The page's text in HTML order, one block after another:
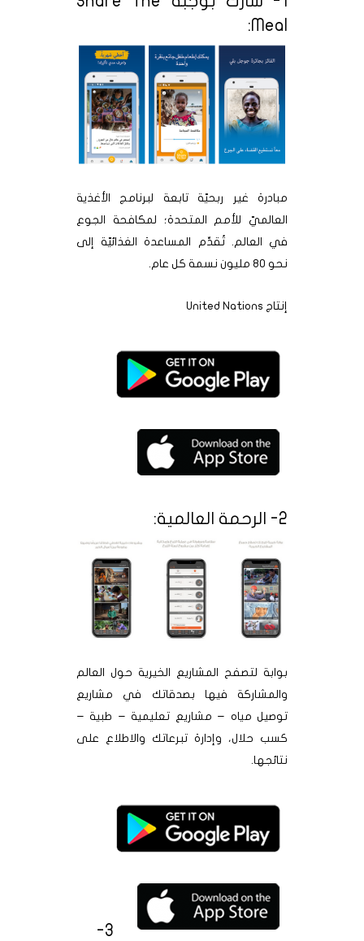
Meal:
مبادرة غير ربحيّة تابعة لبرنامج الأغذية
العالميّ للأمم المتحدة؛ لمكافحة الجوع
في العالم. تُقدِّم المساعدة الغذائيّة إلى
نحو 80 مليون نسمة كل عام.
إنتاج United Nations
2- الرحمة العالمية:
بوابة لتصفح المشاريع الخيرية حول العالم
والمشاركة فيها بصدقاتك في مشاريع
توصيل مياه – مشاريع تعليمية – طبية –
كسب حلال، وإدارة تبرعاتك والاطلاع على
نتائجها.
3-